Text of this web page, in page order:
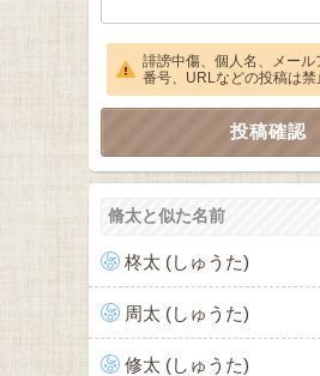
誹謗中傷、個人名、メール
番号、URLなどの投稿は禁
脩太と似た名前
柊太 (しゅうた)
周太 (しゅうた)
修太 (しゅうた)